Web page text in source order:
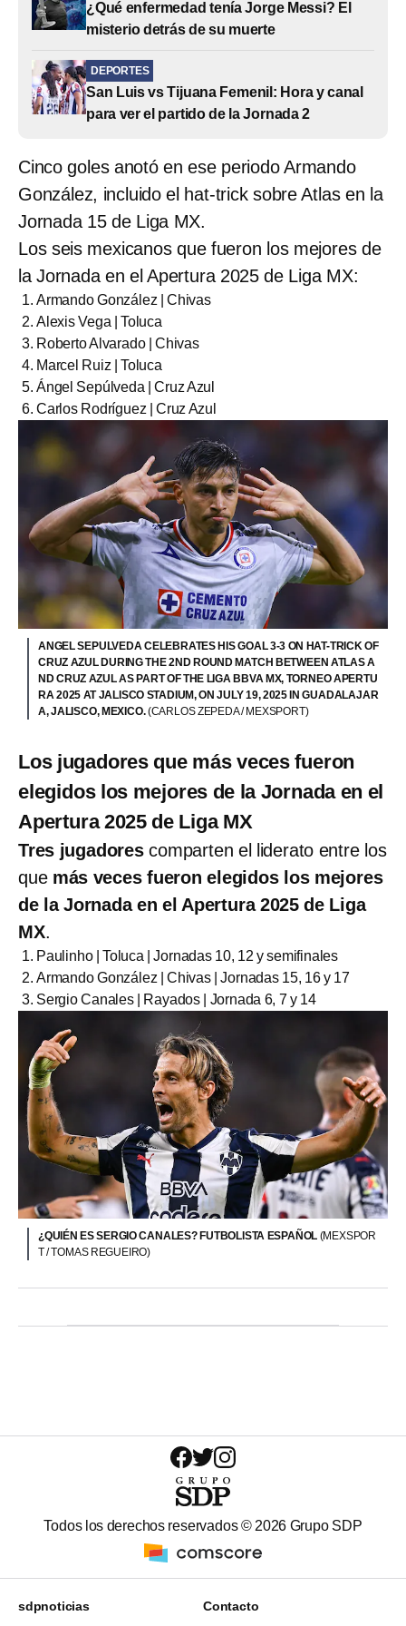
¿Qué enfermedad tenía Jorge Messi? El
misterio detrás de su muerte
DEPORTES
San Luis vs Tijuana Femenil: Hora y canal
para ver el partido de la Jornada 2
Cinco goles anotó en ese periodo Armando
González, incluido el hat-trick sobre Atlas en la
Jornada 15 de Liga MX.
Los seis mexicanos que fueron los mejores de
la Jornada en el Apertura 2025 de Liga MX:
Armando González | Chivas
Alexis Vega | Toluca
Roberto Alvarado | Chivas
Marcel Ruiz | Toluca
Ángel Sepúlveda | Cruz Azul
Carlos Rodríguez | Cruz Azul
ANGEL SEPULVEDA CELEBRATES HIS GOAL 3-3 ON HAT-TRICK OF
CRUZ AZUL DURING THE 2ND ROUND MATCH BETWEEN ATLAS A
ND CRUZ AZUL AS PART OF THE LIGA BBVA MX, TORNEO APERTU
RA 2025 AT JALISCO STADIUM, ON JULY 19, 2025 IN GUADALAJAR
A, JALISCO, MEXICO.(CARLOS ZEPEDA / MEXSPORT)
Los jugadores que más veces fueron
elegidos los mejores de la Jornada en el
Apertura 2025 de Liga MX
Tres jugadorescomparten el liderato entre los
que más veces fueron elegidos los mejores
de la Jornada en el Apertura 2025 de Liga
MX.
Paulinho | Toluca | Jornadas 10, 12 y semifinales
Armando González | Chivas | Jornadas 15, 16 y 17
Sergio Canales | Rayados | Jornada 6, 7 y 14
¿QUIÉN ES SERGIO CANALES? FUTBOLISTA ESPAÑOL (MEXSPOR
T / TOMAS REGUEIRO)
Todos los derechos reservados © 2026 Grupo SDP
sdpnoticias Contacto